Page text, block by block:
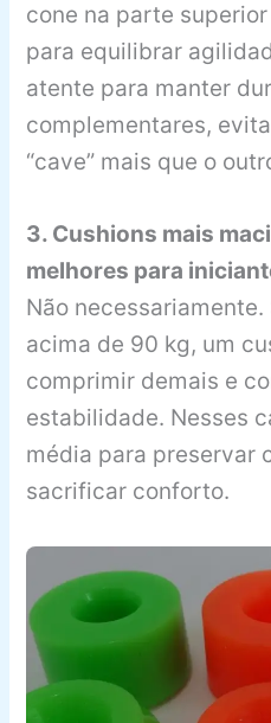
cone na parte
para equilibrar
atente para manter
complementares,
“cave” mais que o
3. Cushions mais
melhores para
Não
acima de 90 kg, um
comprimir demais e
estabilidade. Nesses
média para preservar
sacrificar conforto.